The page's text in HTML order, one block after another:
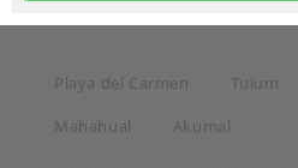
Playa del Carmen Tulum
Mahahual
Akumal